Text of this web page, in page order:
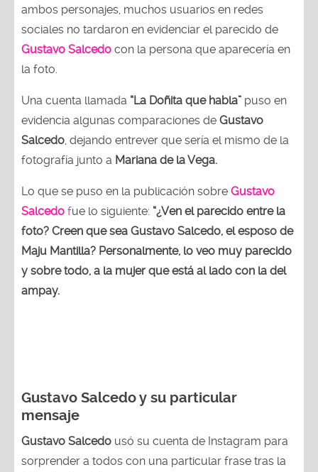
ambos personajes, muchos usuarios en redes
sociales no tardaron en evidenciar el parecido de
Gustavo Salcedo con la persona que aparecería en
la foto.
Una cuenta llamada “La Doñita que habla” puso en
evidencia algunas comparaciones de Gustavo
Salcedo , dejando entrever que sería el mismo de la
fotografía junto a Mariana de la Vega.
Lo que se puso en la publicación sobre Gustavo
Salcedo fue lo siguiente: “¿Ven el parecido entre la
foto? Creen que sea Gustavo Salcedo, el esposo de
Maju Mantilla? Personalmente, lo veo muy parecido
y sobre todo, a la mujer que está al lado con la del
ampay.
Gustavo Salcedo y su particular
mensaje
Gustavo Salcedo usó su cuenta de Instagram para
sorprender a todos con una particular frase tras la